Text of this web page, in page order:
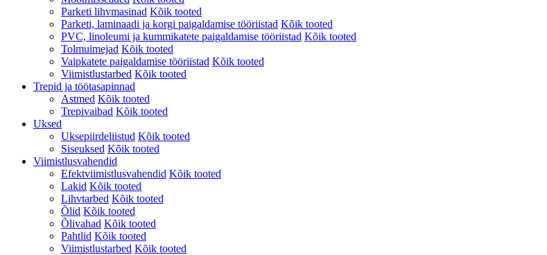
Parketi lihvmasinad Kõik tooted
Parketi, laminaadi ja korgi paigaldamise tööriistad Kõik tooted
PVC, linoleumi ja kummikatete paigaldamise tööriistad Kõik tooted
Tolmuimejad Kõik tooted
Vaipkatete paigaldamise tööriistad Kõik tooted
Viimistlustarbed Kõik tooted
Trepid ja töötasapinnad
Astmed Kõik tooted
Trepivaibad Kõik tooted
Uksed
Uksepiirdeliistud Kõik tooted
Siseuksed Kõik tooted
Viimistlusvahendid
Efektviimistlusvahendid Kõik tooted
Lakid Kõik tooted
Lihvtarbed Kõik tooted
Õlid Kõik tooted
Õlivahad Kõik tooted
Pahtlid Kõik tooted
Viimistlustarbed Kõik tooted